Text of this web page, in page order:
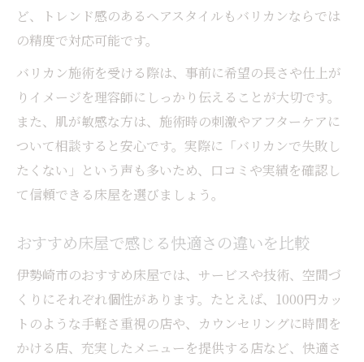
ど、トレンド感のあるヘアスタイルもバリカンならでは
の精度で対応可能です。
バリカン施術を受ける際は、事前に希望の長さや仕上が
りイメージを理容師にしっかり伝えることが大切です。
また、肌が敏感な方は、施術時の刺激やアフターケアに
ついて相談すると安心です。実際に「バリカンで失敗し
たくない」という声も多いため、口コミや実績を確認し
て信頼できる床屋を選びましょう。
おすすめ床屋で感じる快適さの違いを比較
伊勢崎市のおすすめ床屋では、サービスや技術、空間づ
くりにそれぞれ個性があります。たとえば、1000円カッ
トのような手軽さ重視の店や、カウンセリングに時間を
かける店、充実したメニューを提供する店など、快適さ